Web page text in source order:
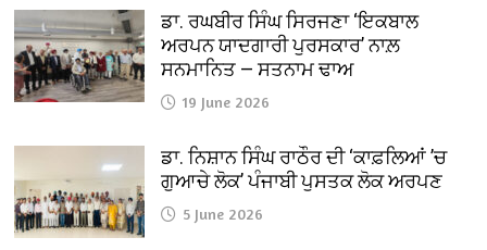
ਡਾ. ਰਘਬੀਰ ਸਿੰਘ ਸਿਰਜਣਾ ‘ਇਕਬਾਲ
ਅਰਪਨ ਯਾਦਗਾਰੀ ਪੁਰਸਕਾਰ’ ਨਾਲ਼
ਸਨਮਾਨਿਤ — ਸਤਨਾਮ ਢਾਅ
19 June 2026
ਡਾ. ਨਿਸ਼ਾਨ ਸਿੰਘ ਰਾਠੌਰ ਦੀ ‘ਕਾਫ਼ਲਿਆਂ ’ਚ
ਗੁਆਚੇ ਲੋਕ’ ਪੰਜਾਬੀ ਪੁਸਤਕ ਲੋਕ ਅਰਪਣ
5 June 2026